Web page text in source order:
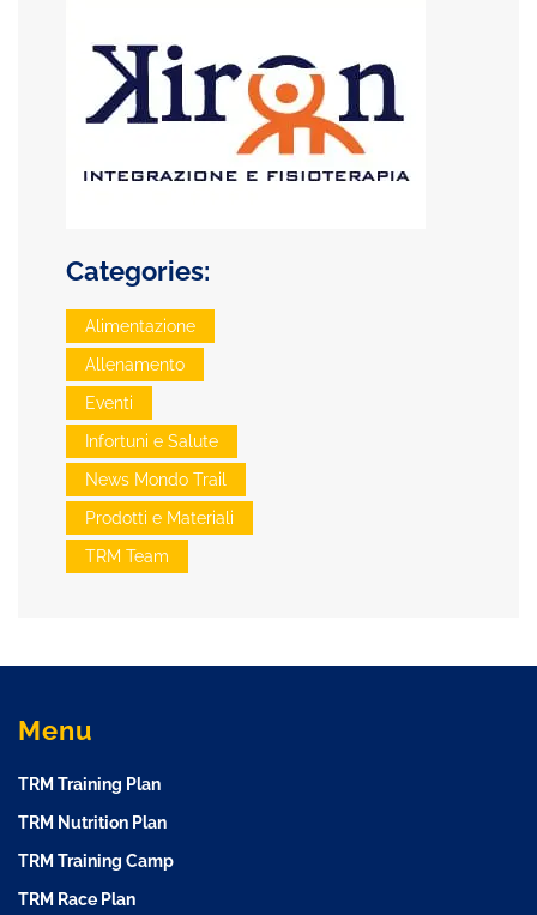
Categories:
Alimentazione
Allenamento
Eventi
Infortuni e Salute
News Mondo Trail
Prodotti e Materiali
TRM Team
Menu
TRM Training Plan
TRM Nutrition Plan
TRM Training Camp
TRM Race Plan